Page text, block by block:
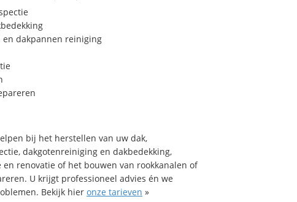
en dakpannen reiniging
bij het herstellen van uw dak,
dakgotenreiniging en dakbedekking,
renovatie of het bouwen van rookkanalen of
U krijgt professioneel advies én we
Bekijk hier onze tarieven »